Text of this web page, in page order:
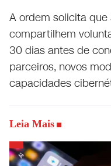
A ordem solicita
compartilhem
30 dias antes de
parceiros, novos
capacidades
Leia Mais